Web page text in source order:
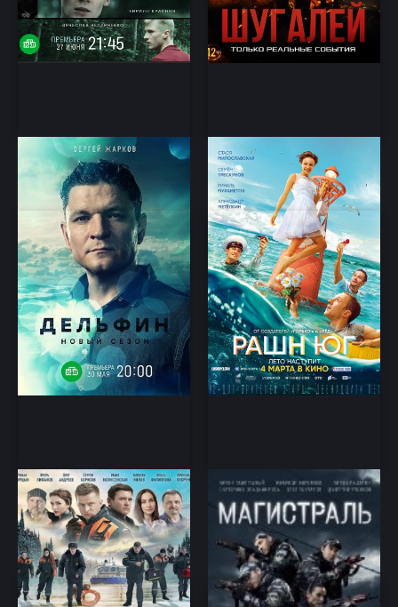
Дельфин 2 сезон (2022)
Детектив, Приключение
Рашн Юг
Комедия, Мелодрама
Пять минут тишины 4
сезон Симбирские морозы
(2021)
Мелодрама, Приключения,
Драма
Магистраль 1-8 серия
2021
детектив, драма, криминал